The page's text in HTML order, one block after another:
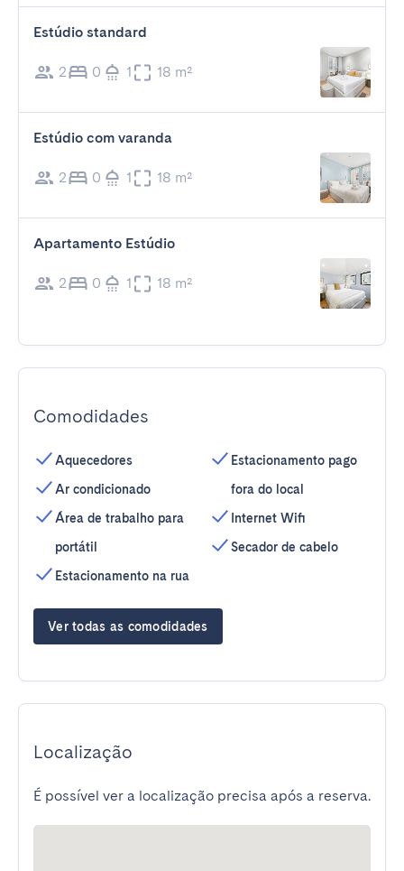
Estúdio standard
2 0 1 18 m²
Estúdio com varanda
2 0 1 18 m²
Apartamento Estúdio
2 0 1 18 m²
Comodidades
Aquecedores
Ar condicionado
Área de trabalho para
portátil
Estacionamento na rua
Estacionamento pago
fora do local
Internet Wifi
Secador de cabelo
Ver todas as comodidades
Localização
É possível ver a localização precisa após a reserva.